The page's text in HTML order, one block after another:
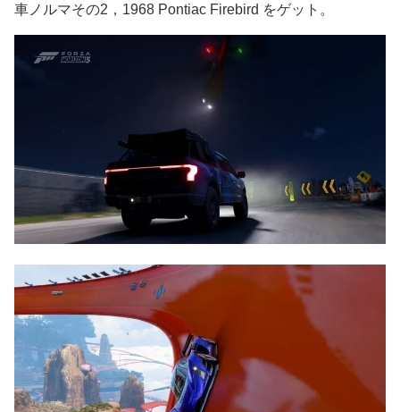
車ノルマその2，1968 Pontiac Firebird をゲット。